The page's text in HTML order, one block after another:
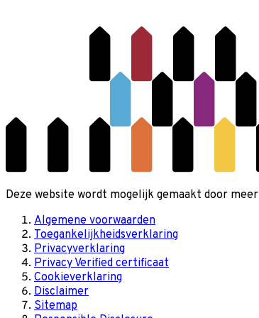
Deze website wordt mogelijk gemaakt door
Algemene voorwaarden
Toegankelijkheidsverklaring
Privacyverklaring
Privacy Verified certificaat
Cookieverklaring
Disclaimer
Sitemap